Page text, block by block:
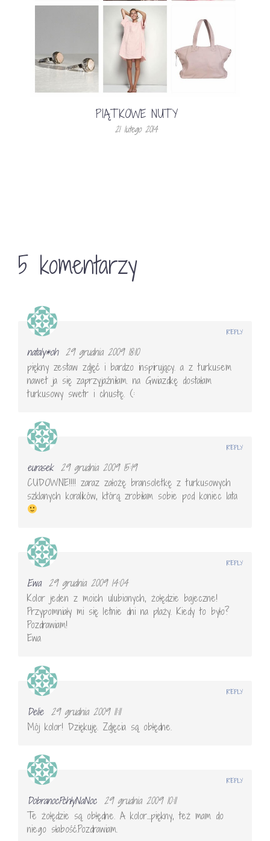
PIĄTKOWE NUTY
21 lutego 2014
5 komentarzy
nataly*oh 29 grudnia 2009 18:10
piękny zestaw zdjęć i bardzo inspirujący. a z turkusem
nawet ja się zaprzyjaźniłam. na Gwiazdkę dostałam
turkusowy swetr i chustę. (:
REPLY
eurasek 29 grudnia 2009 15:19
CUDOWNE!!!! zaraz założę bransoletkę z turkusowych
szklanych koralików, którą zrobiłam sobie pod koniec lata
REPLY
Ewa 29 grudnia 2009 14:04
Kolor jeden z moich ulubionych, żołędzie bajeczne!
Przypomniały mi się letnie dni na plaży. Kiedy to było?
Pozdrawiam!
Ewa
REPLY
Delie 29 grudnia 2009 11:11
Mój kolor! Dziękuję. Zdjęcia są obłędne.
REPLY
DobranocPchłyNaNoc 29 grudnia 2009 10:11
Te żołędzie są obłędne. A kolor…piękny, też mam do
niego słabość.Pozdrawiam.
REPLY